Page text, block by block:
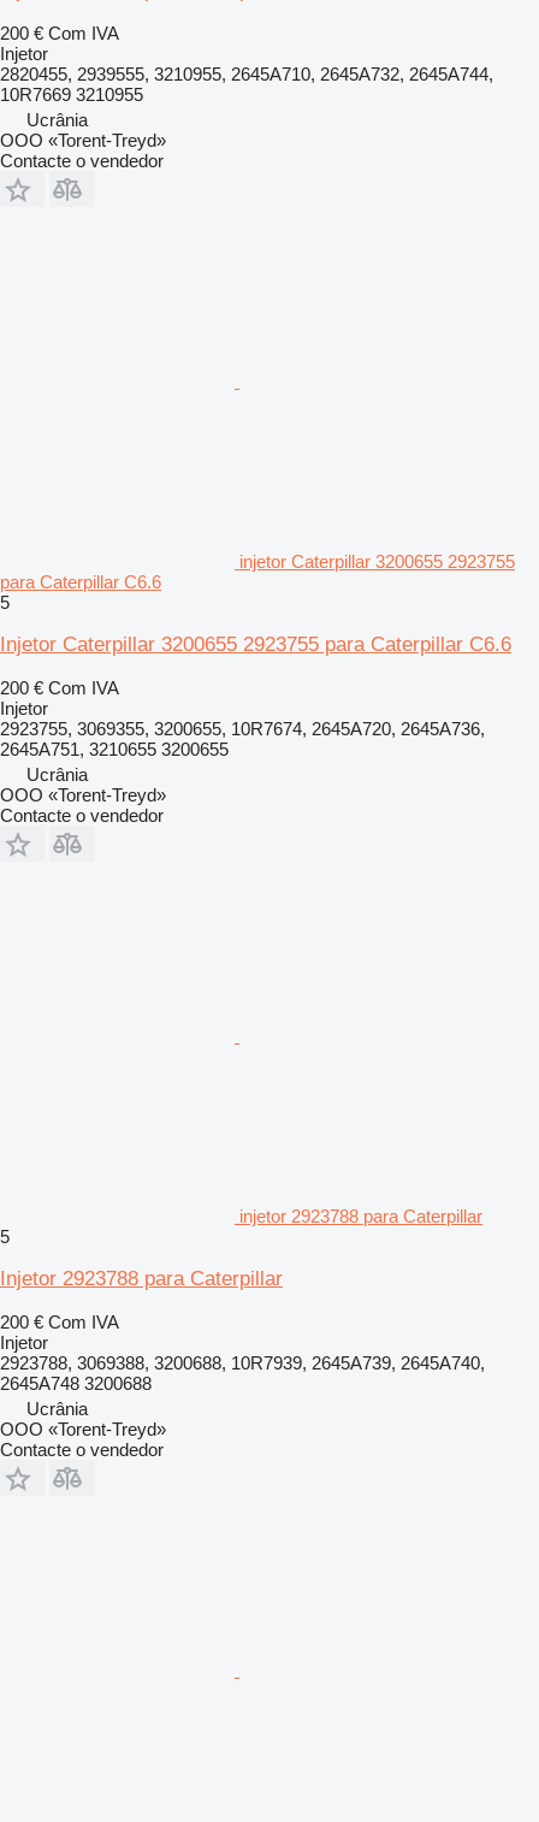
200 € Com IVA
Injetor
2820455, 2939555, 3210955, 2645A710, 2645A732, 2645A744,
10R7669 3210955
Ucrânia
OOO «Torent-Treyd»
Contacte o vendedor
injetor Caterpillar 3200655 2923755
para Caterpillar C6.6
5
Injetor Caterpillar 3200655 2923755 para Caterpillar C6.6
200 € Com IVA
Injetor
2923755, 3069355, 3200655, 10R7674, 2645A720, 2645A736,
2645A751, 3210655 3200655
Ucrânia
OOO «Torent-Treyd»
Contacte o vendedor
injetor 2923788 para Caterpillar
5
Injetor 2923788 para Caterpillar
200 € Com IVA
Injetor
2923788, 3069388, 3200688, 10R7939, 2645A739, 2645A740,
2645A748 3200688
Ucrânia
OOO «Torent-Treyd»
Contacte o vendedor